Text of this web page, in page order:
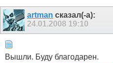
artman сказал(-а):
24.01.2008 19:10
Вышли. Буду благодарен.